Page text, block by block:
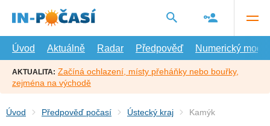
hlavní
Úvod
Aktuálně Radar Předpověď Numerický model
AKTUALITA: Začíná ochlazení, místy přeháňky nebo bouřky,
zejména na východě
Úvod Předpověď počasí Ústecký kraj Kamýk